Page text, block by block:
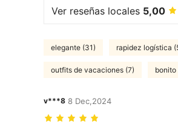
Ver reseñas locales 5,00
elegante (31) rapidez logística
outfits de vacaciones (7) bonito
v***8 8 Dec,2024